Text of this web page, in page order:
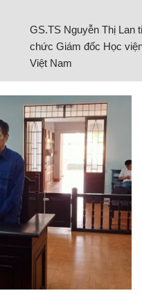
GS.TS Nguyễn Thị Lan
chức Giám đốc Học
Việt Nam